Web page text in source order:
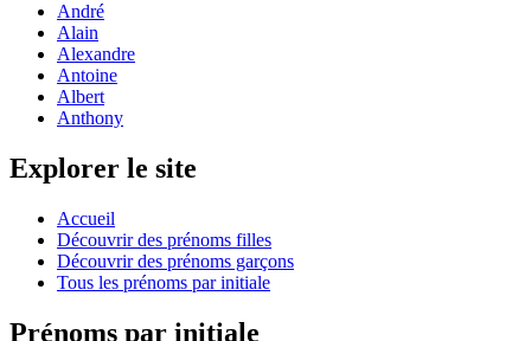
André
Alain
Alexandre
Antoine
Albert
Anthony
Explorer le site
Accueil
Découvrir des prénoms filles
Découvrir des prénoms garçons
Tous les prénoms par initiale
Prénoms par initiale